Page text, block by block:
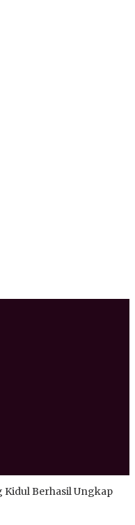
Kidul Berhasil Ungkap